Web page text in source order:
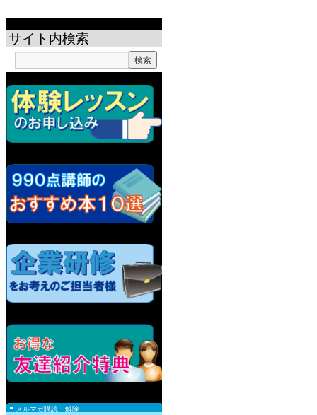
サイト内検索
メルマガ購読・解除